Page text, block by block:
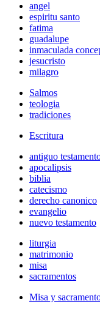
angel
espiritu santo
fatima
guadalupe
inmaculada
jesucristo
milagro
Salmos
teologia
tradiciones
Escritura
antiguo
apocalipsis
biblia
catecismo
derecho canonico
evangelio
nuevo testamento
liturgia
matrimonio
misa
sacramentos
Misa y